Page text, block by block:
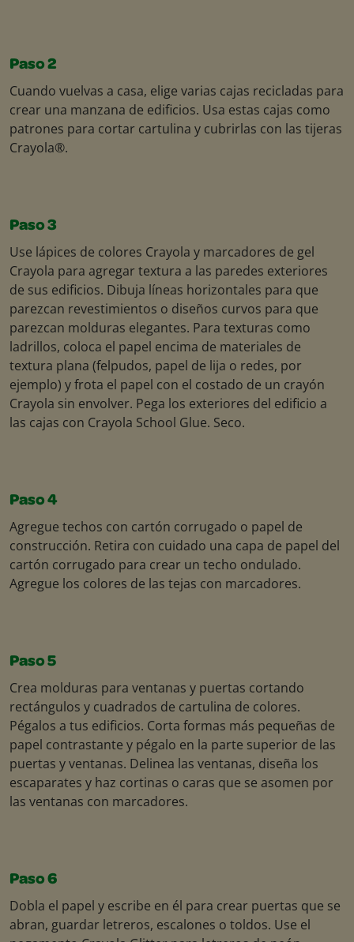
Paso 2
Cuando vuelvas a casa, elige varias cajas recicladas para
crear una manzana de edificios. Usa estas cajas como
patrones para cortar cartulina y cubrirlas con las tijeras
Crayola®.
Paso 3
Use lápices de colores Crayola y marcadores de gel
Crayola para agregar textura a las paredes exteriores
de sus edificios. Dibuja líneas horizontales para que
parezcan revestimientos o diseños curvos para que
parezcan molduras elegantes. Para texturas como
ladrillos, coloca el papel encima de materiales de
textura plana (felpudos, papel de lija o redes, por
ejemplo) y frota el papel con el costado de un crayón
Crayola sin envolver. Pega los exteriores del edificio a
las cajas con Crayola School Glue. Seco.
Paso 4
Agregue techos con cartón corrugado o papel de
construcción. Retira con cuidado una capa de papel del
cartón corrugado para crear un techo ondulado.
Agregue los colores de las tejas con marcadores.
Paso 5
Crea molduras para ventanas y puertas cortando
rectángulos y cuadrados de cartulina de colores.
Pégalos a tus edificios. Corta formas más pequeñas de
papel contrastante y pégalo en la parte superior de las
puertas y ventanas. Delinea las ventanas, diseña los
escaparates y haz cortinas o caras que se asomen por
las ventanas con marcadores.
Paso 6
Dobla el papel y escribe en él para crear puertas que se
abran, guardar letreros, escalones o toldos. Use el